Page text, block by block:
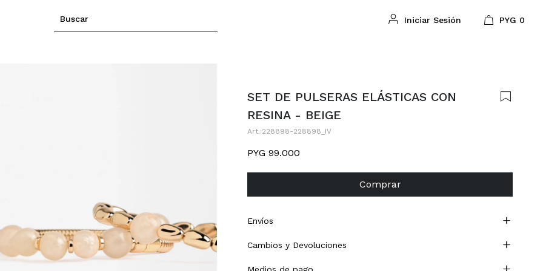
PYG 0
SET DE PULSERAS ELÁSTICAS CON
RESINA - BEIGE
228898-228898_IV
PYG 99.000
Comprar
Envíos
Cambios y Devoluciones